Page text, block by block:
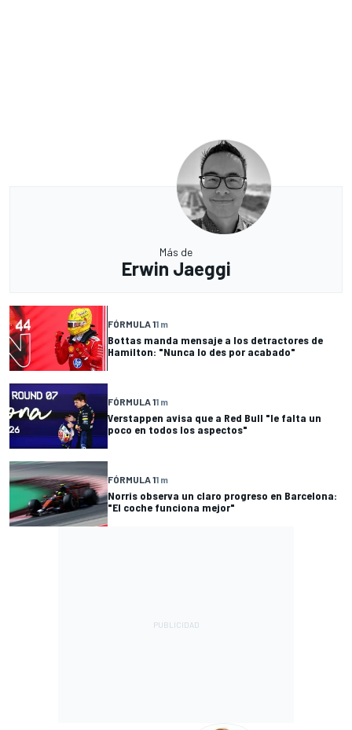
Más de
Erwin Jaeggi
FÓRMULA 11 m
Bottas manda mensaje a los detractores de
Hamilton: "Nunca lo des por acabado"
FÓRMULA 11 m
Verstappen avisa que a Red Bull "le falta un
poco en todos los aspectos"
FÓRMULA 11 m
Norris observa un claro progreso en Barcelona:
"El coche funciona mejor"